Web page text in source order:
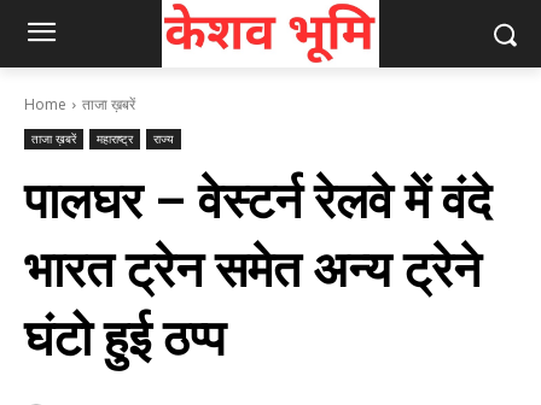
Home ताजा ख़बरें
ताजा ख़बरें महाराष्ट्र राज्य
पालघर – वेस्टर्न रेलवे में वंदे
भारत ट्रेन समेत अन्य ट्रेने
घंटो हुई ठप्प